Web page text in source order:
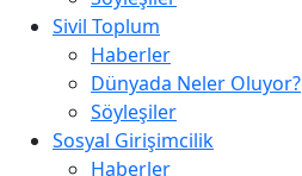
Sivil Toplum
Haberler
Dünyada Neler Oluyor?
Söyleşiler
Sosyal Girişimcilik
Haberler